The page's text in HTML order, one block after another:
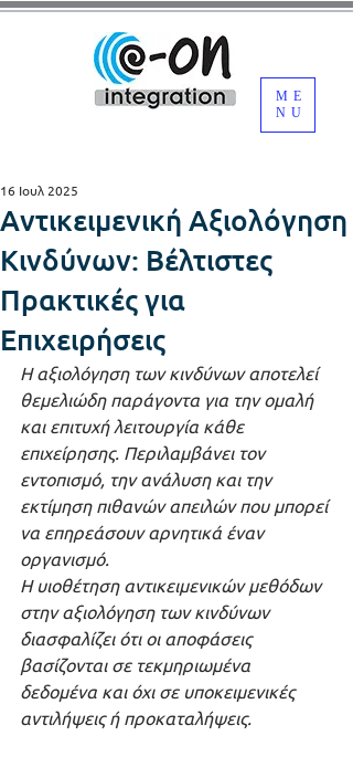
ME
NU
Αντικειμενική Αξιολόγηση
Κινδύνων: Βέλτιστες
Πρακτικές για
Επιχειρήσεις
16 Ιουλ 2025
Η αξιολόγηση των κινδύνων αποτελεί
θεμελιώδη παράγοντα για την ομαλή
και επιτυχή λειτουργία κάθε
επιχείρησης. Περιλαμβάνει τον
εντοπισμό, την ανάλυση και την
εκτίμηση πιθανών απειλών που μπορεί
να επηρεάσουν αρνητικά έναν
οργανισμό.
Η υιοθέτηση αντικειμενικών μεθόδων
στην αξιολόγηση των κινδύνων
διασφαλίζει ότι οι αποφάσεις
βασίζονται σε τεκμηριωμένα
δεδομένα και όχι σε υποκειμενικές
αντιλήψεις ή προκαταλήψεις.